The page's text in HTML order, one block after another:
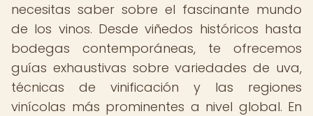
necesitas saber sobre el fascinante mundo
de los vinos. Desde viñedos históricos hasta
bodegas contemporáneas, te ofrecemos
guías exhaustivas sobre variedades de uva,
técnicas de vinificación y las regiones
vinícolas más prominentes a nivel global. En